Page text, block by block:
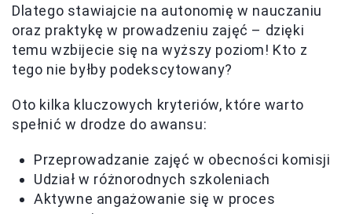
Dlatego stawiajcie na autonomię w nauczaniu
oraz praktykę w prowadzeniu zajęć – dzięki
temu wzbijecie się na wyższy poziom! Kto z
tego nie byłby podekscytowany?
Oto kilka kluczowych kryteriów, które warto
spełnić w drodze do awansu:
Przeprowadzanie zajęć w obecności komisji
Udział w różnorodnych szkoleniach
Aktywne angażowanie się w proces